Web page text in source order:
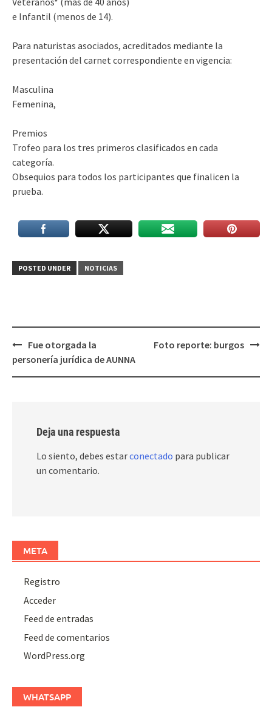
e Infantil (menos de 14).
Para naturistas asociados, acreditados mediante la
presentación del carnet correspondiente en vigencia:
Masculina
Femenina,
Premios
Trofeo para los tres primeros clasificados en cada
categoría.
Obsequios para todos los participantes que finalicen la
prueba.
POSTED UNDER NOTICIAS
Post
navigation
Fue otorgada la
personería jurídica de AUNNA
Foto reporte: burgos
Deja una respuesta
Lo siento, debes estarconectado para publicar
un comentario.
META
Registro
Acceder
Feed de entradas
Feed de comentarios
WordPress.org
WHATSAPP